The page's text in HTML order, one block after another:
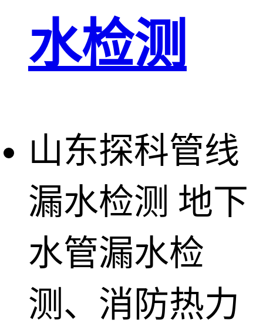
水检测
山东探科管线
漏水检测 地下
水管漏水检
测、消防热力